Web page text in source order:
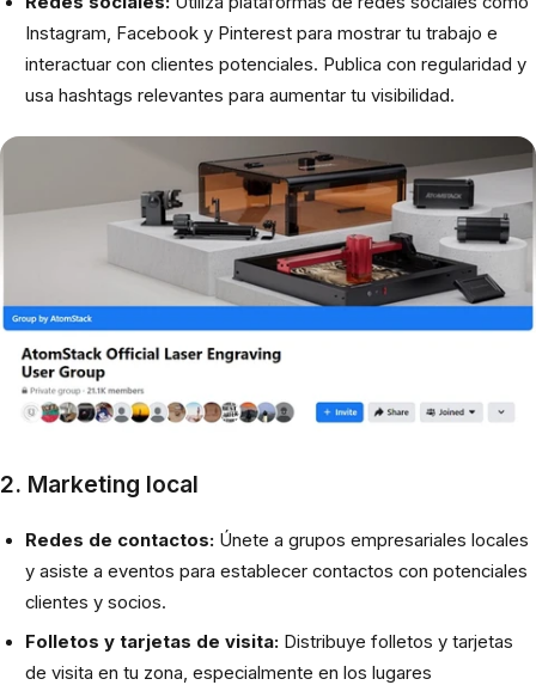
Instagram, Facebook y Pinterest para mostrar tu trabajo e
interactuar con clientes potenciales. Publica con regularidad y
usa hashtags relevantes para aumentar tu visibilidad.
2. Marketing local
Redes de contactos:Únete a grupos empresariales locales
y asiste a eventos para establecer contactos con potenciales
clientes y socios.
Folletos y tarjetas de visita:Distribuye folletos y tarjetas
de visita en tu zona, especialmente en los lugares